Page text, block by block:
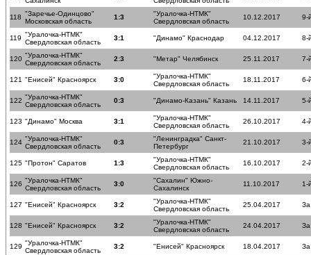
118 "Заречье-Одинцово"
Московская область
1:3
"Уралочка-НТМК"
Свердловская область
10.12.2017 9-
119 "Уралочка-НТМК"
Свердловская область
3:1 "Динамо" Краснодар 04.12.2017 8-
120 "Уралочка-НТМК"
Свердловская область
2:3 "Метар" Челябинск 25.11.2017 7-
121 "Енисей" Красноярск 3:0
"Уралочка-НТМК"
Свердловская область
18.11.2017 6-
122 "Уралочка-НТМК"
Свердловская область
0:3 "Динамо-Казань" Казань 14.11.2017 5-
123 "Динамо" Москва 3:1
"Уралочка-НТМК"
Свердловская область
26.10.2017 4-
124 "Уралочка-НТМК"
Свердловская область
0:3
"Ленинградка" Санкт-
Петербург
21.10.2017 3-
125 "Протон" Саратов 1:3
"Уралочка-НТМК"
Свердловская область
16.10.2017 2-
126 "Уралочка-НТМК"
Свердловская область
3:0
"Сахалин" Южно-
Сахалинск
11.10.2017 1-
127 "Енисей" Красноярск 3:2
"Уралочка-НТМК"
Свердловская область
25.04.2017
128 "Енисей" Красноярск 3:2
"Уралочка-НТМК"
Свердловская область
24.04.2017
129 "Уралочка-НТМК"
Свердловская область
3:2 "Енисей" Красноярск 18.04.2017